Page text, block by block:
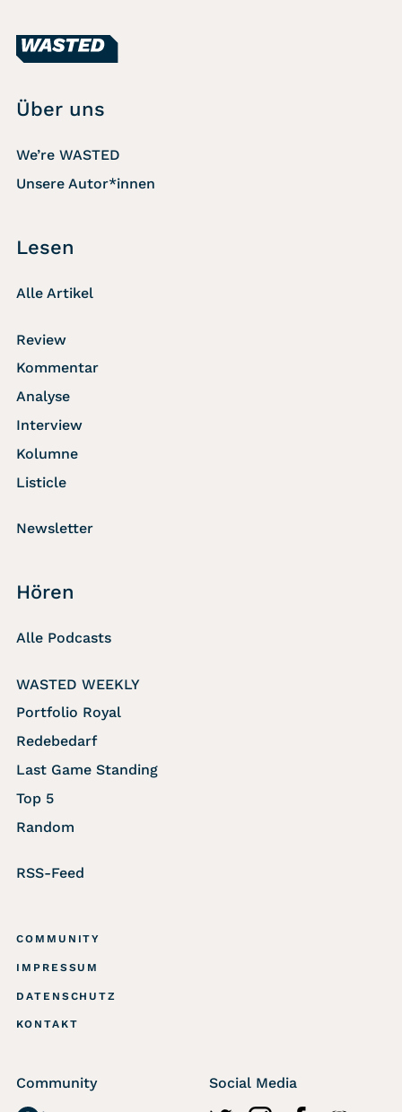
Über uns
We’re WASTED
Unsere Autor*innen
Lesen
Alle Artikel
Review
Kommentar
Analyse
Interview
Kolumne
Listicle
Newsletter
Hören
Alle Podcasts
WASTED WEEKLY
Portfolio Royal
Redebedarf
Last Game Standing
Top 5
Random
RSS-Feed
COMMUNITY
IMPRESSUM
DATENSCHUTZ
KONTAKT
Community Social Media